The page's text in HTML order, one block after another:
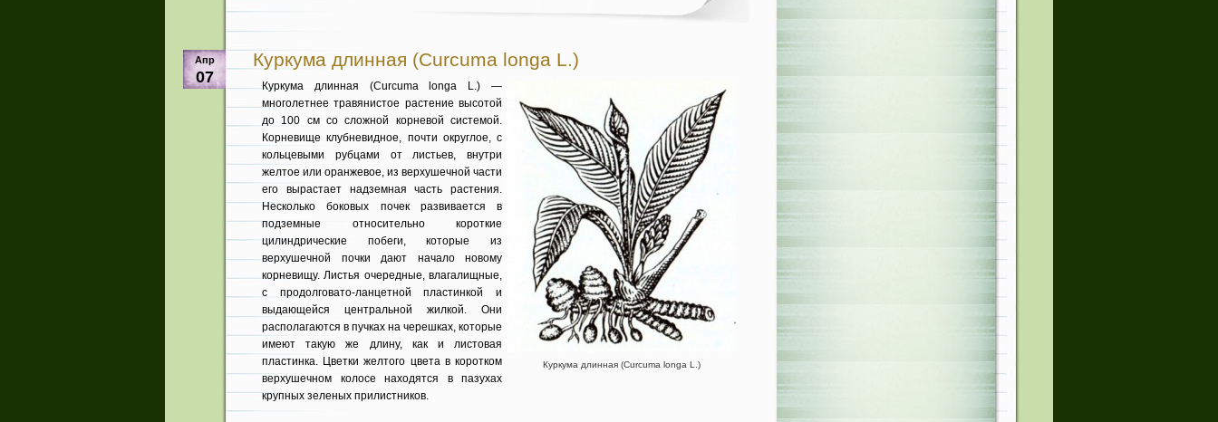
Апр
07
Куркума длинная (Curcuma longa L.)
Куркума длинная (Curcuma longa L.)
Куркума длинная (Curcuma longa L.) —
многолетнее травянистое растение вы­сотой
до 100 см со сложной корневой системой.
Корневище клубневидное, почти округлое, с
кольцевыми рубца­ми от листьев, внутри
желтое или оранжевое, из верхушечной части
его вырастает надземная часть расте­ния.
Несколько боковых почек разви­вается в
подземные относительно ко­роткие
цилиндрические побеги, кото­рые из
верхушечной почки дают начало новому
корневищу. Листья очеред­ные, влагалищные,
с продолговато-ланцетной пластинкой и
выдающейся центральной жилкой. Они
располага­ются в пучках на черешках, которые
имеют такую же длину, как и листо­вая
пластинка. Цветки желтого цвета в коротком
верхушечном колосе на­ходятся в пазухах
крупных зеленых прилистников.